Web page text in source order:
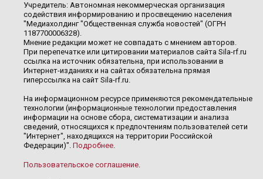
Учредитель: Автономная некоммерческая организация
содействия информированию и просвещению населения
"Медиахолдинг "Общественная служба новостей" (ОГРН
1187700006328).
Мнение редакции может не совпадать с мнением авторов.
При перепечатке или цитировании материалов сайта Sila-rf.ru
ссылка на источник обязательна, при использовании в
Интернет-изданиях и на сайтах обязательна прямая
гиперссылка на сайт Sila-rf.ru.
На информационном ресурсе применяются рекомендательные
технологии (информационные технологии предоставления
информации на основе сбора, систематизации и анализа
сведений, относящихся к предпочтениям пользователей сети
"Интернет", находящихся на территории Российской
Федерации)". Подробнее.
Пользовательское соглашение.